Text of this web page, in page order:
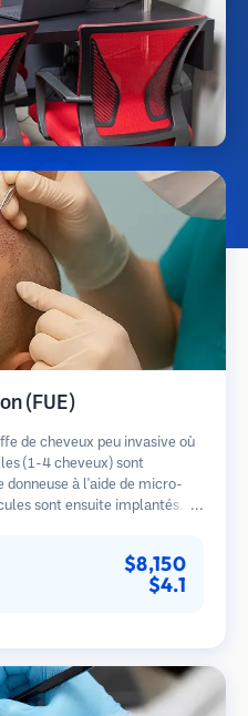
(FUE)
de cheveux peu invasive où
(1-4 cheveux) sont
à l'aide de micro-
sont ensuite implantés
méthodes de prélèvement
$8,150
$4.1